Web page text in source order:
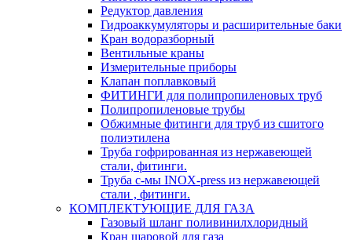
Редуктор давления
Гидроаккумуляторы и расширительные баки
Кран водоразборный
Вентильные краны
Измерительные приборы
Клапан поплавковый
ФИТИНГИ для полипропиленовых труб
Полипропиленовые трубы
Обжимные фитинги для труб из сшитого
полиэтилена
Труба гофрированная из нержавеющей
стали, фитинги.
Труба с-мы INOX-press из нержавеющей
стали , фитинги.
КОМПЛЕКТУЮЩИЕ ДЛЯ ГАЗА
Газовый шланг поливинилхлоридный
Кран шаровой для газа